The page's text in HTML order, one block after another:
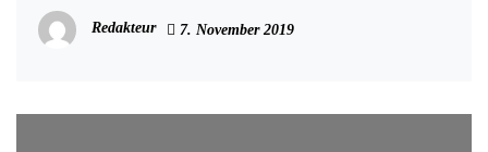
Redakteur 7. November 2019